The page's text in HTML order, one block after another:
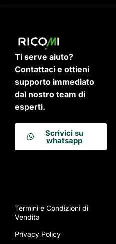
Ti serve aiuto?
Contattaci e ottieni
supporto immediato
dal nostro team di
esperti.
Scrivici su
whatsapp
Termini e Condizioni di
Vendita
Privacy Policy